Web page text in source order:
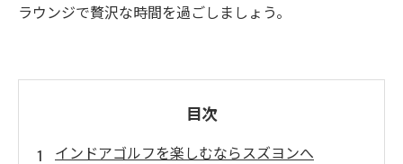
ラウンジで贅沢な時間を過ごしましょう。
目次
インドアゴルフを楽しむならスズヨンへ